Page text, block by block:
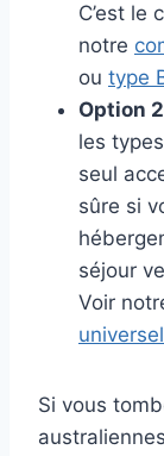
C’est le
notre
ou type
Option
les
seul
sûre si
séjour
Voir
Si vous